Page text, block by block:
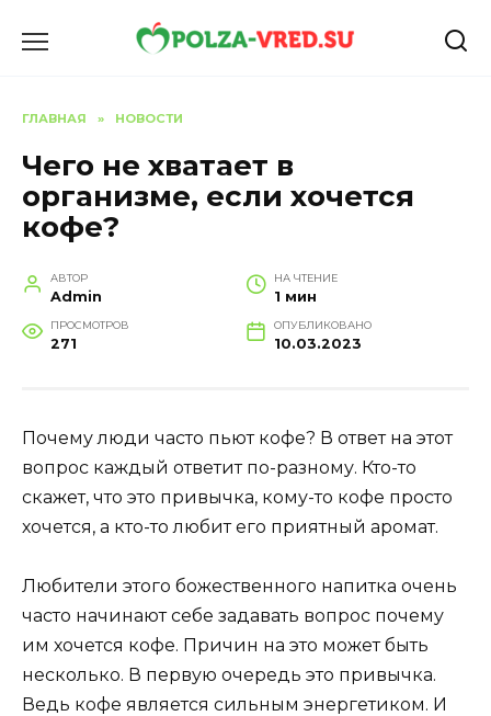
ГЛАВНАЯ » НОВОСТИ
Чего не хватает в
организме, если хочется
кофе?
АВТОР
Admin
НА ЧТЕНИЕ
1 мин
ПРОСМОТРОВ
271
ОПУБЛИКОВАНО
10.03.2023
Почему люди часто пьют кофе? В ответ на этот
вопрос каждый ответит по-разному. Кто-то
скажет, что это привычка, кому-то кофе просто
хочется, а кто-то любит его приятный аромат.
Любители этого божественного напитка очень
часто начинают себе задавать вопрос почему
им хочется кофе. Причин на это может быть
несколько. В первую очередь это привычка.
Ведь кофе является сильным энергетиком. И